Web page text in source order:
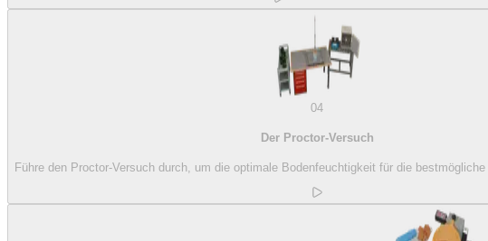
04
Der Proctor-Versuch
Führe den Proctor-Versuch durch, um die optimale Bodenfeuchtigkeit für die